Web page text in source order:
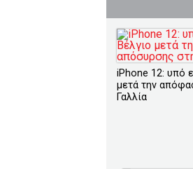
iPhone 12: υπό
μετά την
Γαλλία